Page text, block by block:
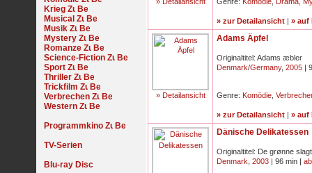
Krieg
Musical
Musik
Mystery
Romanze
Science-Fiction
Sport
Thriller
Trickfilm
Verbrechen
Western
Programmkino
TV-Serien
Blu-ray Disc
» zur Detailansicht | » auf
» Detailansicht
Adams Äpfel
Originaltitel: Adams æbler
Denmark/Germany, 2005 |
Genre: Komödie
» zur Detailansicht | » auf
Dänische Delikatessen
Originaltitel: De grønne
Denmark 2003 | 96 min |